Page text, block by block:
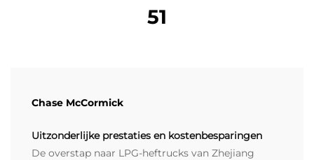
51
Chase McCormick
Uitzonderlijke prestaties en kostenbesparingen
De overstap naar LPG-heftrucks van Zhejiang